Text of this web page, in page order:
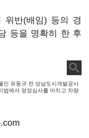
위반(배임) 등의 경
등을 명확히 한 후
인 유동규 전 성남도시개발공사
법에서 영장심사를 마치고 차량